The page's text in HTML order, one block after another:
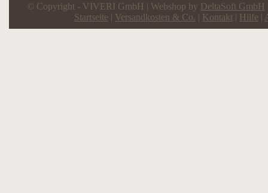
© Copyright - VIVERI GmbH | Webshop by DeltaSoft GmbH
Startseite | Versandkosten & Co. | Kontakt | Hilfe |